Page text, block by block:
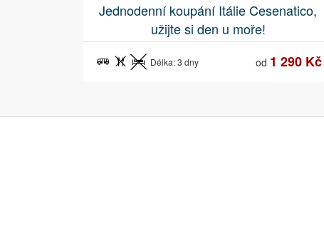
Jednodenní koupání Itálie Cesenatico,
užijte si den u moře!
Délka: 3 dny od 1 290 Kč